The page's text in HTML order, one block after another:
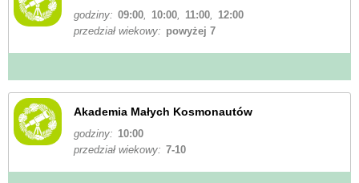
godziny: 09:00, 10:00, 11:00,
12:00
przedział wiekowy: powyżej 7
Akademia Małych Kosmonautów
godziny: 10:00
przedział wiekowy: 7-10